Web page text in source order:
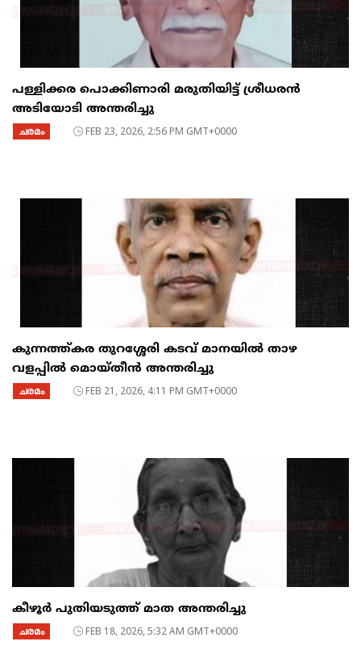
പള്ളിക്കര പൊക്കിണാരി മരുതിയിട്ട് ശ്രീധരൻ
അടിയോടി അന്തരിച്ചു
ചരമം FEB 23, 2026, 2:56 PM GMT+0000
കുന്നത്ത്കര തുറശ്ശേരി കടവ് മാനയിൽ താഴ
വളപ്പിൽ മൊയ്തീൻ അന്തരിച്ചു
ചരമം FEB 21, 2026, 4:11 PM GMT+0000
കീഴൂർ പുതിയടുത്ത് മാത അന്തരിച്ചു
ചരമം FEB 18, 2026, 5:32 AM GMT+0000